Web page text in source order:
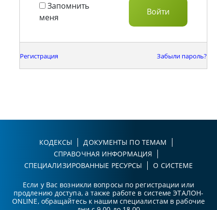
Запомнить
меня
Регистрация Забыли пароль?
КОДЕКСЫ
ДОКУМЕНТЫ ПО ТЕМАМ
СПРАВОЧНАЯ ИНФОРМАЦИЯ
СПЕЦИАЛИЗИРОВАННЫЕ РЕСУРСЫ
О СИСТЕМЕ
Если у Вас возникли вопросы по регистрации или
продлению доступа, а также работе в системе ЭТАЛОН-
ONLINE, обращайтесь к нашим специалистам в рабочие